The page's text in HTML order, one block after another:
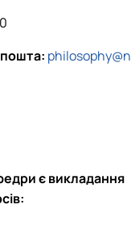
philosophy@n
є викладання